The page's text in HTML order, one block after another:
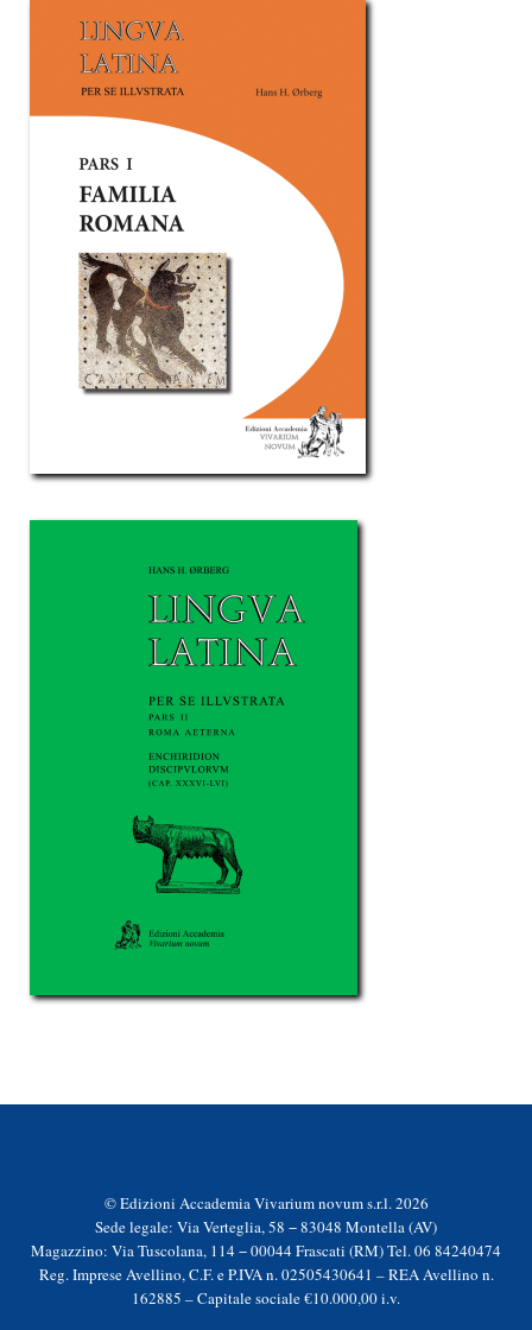
© Edizioni Accademia Vivarium novum s.r.l. 2026
Sede legale: Via Verteglia, 58 − 83048 Montella (AV)
Magazzino: Via Tuscolana, 114 − 00044 Frascati (RM) Tel. 06 84240474
Reg. Imprese Avellino, C.F. e P.IVA n. 02505430641 – REA Avellino n.
162885 – Capitale sociale €10.000,00 i.v.